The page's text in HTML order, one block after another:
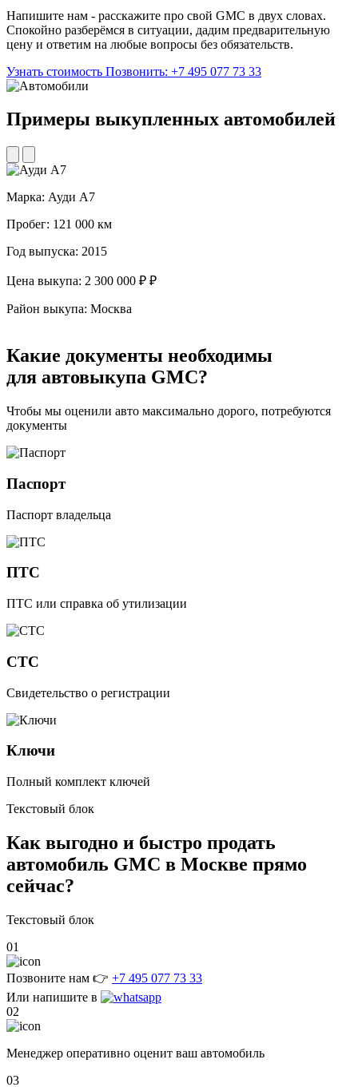
Напишите нам - расскажите про свой GMC в двух словах.
Спокойно разберёмся в ситуации, дадим предварительную
цену и ответим на любые вопросы без обязательств.
Узнать стоимость Позвонить: +7 495 077 73 33
Примеры выкупленных автомобилей
Марка: Ауди А7
Пробег: 121 000 км
Год выпуска: 2015
Цена выкупа: 2 300 000 ₽ ₽
Район выкупа: Москва
Какие документы необходимы
для автовыкупа GMC?
Чтобы мы оценили авто максимально дорого, потребуются
документы
Паспорт
Паспорт владельца
ПТС
ПТС или справка об утилизации
СТС
Свидетельство о регистрации
Ключи
Полный комплект ключей
Текстовый блок
Как выгодно и быстро продать
автомобиль GMC в Москве прямо
сейчас?
Текстовый блок
01
Позвоните нам 👉 +7 495 077 73 33
Или напишите в
02
Менеджер оперативно оценит ваш автомобиль
03